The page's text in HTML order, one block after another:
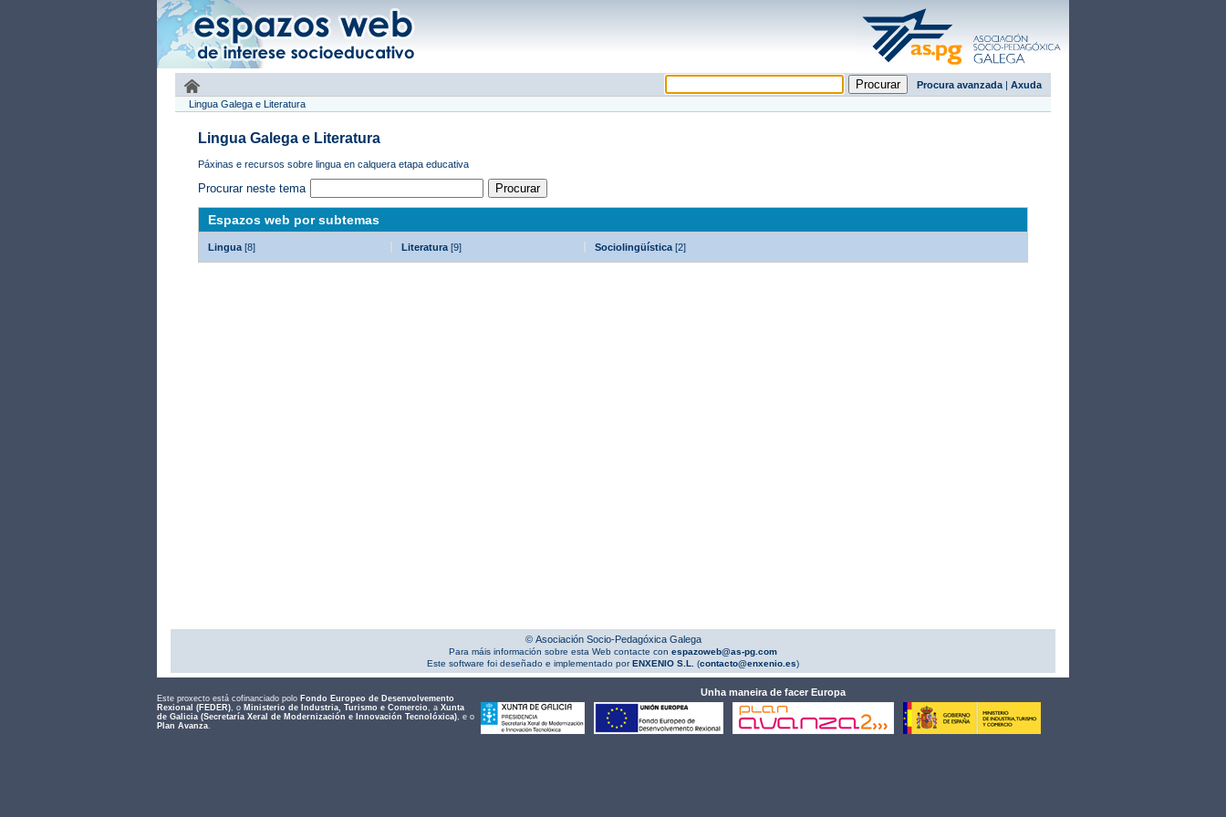
Procura avanzada | Axuda
Lingua Galega e Literatura
Lingua Galega e Literatura
Páxinas e recursos sobre lingua en calquera etapa educativa
Procurar neste tema
Espazos web por subtemas
Lingua [8] Literatura [9] Sociolingüística [2]
© Asociación Socio-Pedagóxica Galega
Para máis información sobre esta Web contacte con espazoweb@as-pg.com
Este software foi deseñado e implementado porENXENIO S.L. (contacto@enxenio.es)
Este proxecto está cofinanciado polo Fondo Europeo de Desenvolvemento
Rexional (FEDER), o Ministerio de Industria, Turismo e Comercio, a Xunta
de Galicia (Secretaría Xeral de Modernización e Innovación Tecnolóxica), e o
Plan Avanza.
Unha maneira de facer Europa